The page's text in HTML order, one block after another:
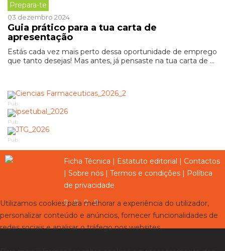
Prepara-te
03 dezembro 2024
Guia prático para a tua carta de
apresentação
Estás cada vez mais perto dessa oportunidade de emprego
que tanto desejas! Mas antes, já pensaste na tua carta de ...
Pub
Pub
Pub
Ficha Técnica | Estatuto editorial | Contactos
| Sobre nós | Termos e condições | Política
de privacidade
Utilizamos cookies para melhorar a experiência do utilizador,
personalizar conteúdo e anúncios, fornecer funcionalidades de
redes sociais e analisar o tráfego nos websites.